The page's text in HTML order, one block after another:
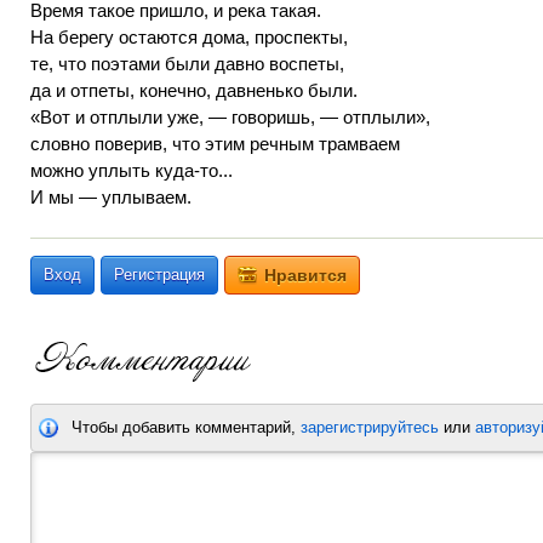
Время такое пришло, и река такая.
На берегу остаются дома, проспекты,
те, что поэтами были давно воспеты,
да и отпеты, конечно, давненько были.
«Вот и отплыли уже, — говоришь, — отплыли»,
словно поверив, что этим речным трамваем
можно уплыть куда-то...
И мы — уплываем.
Вход Регистрация Нравится
Чтобы добавить комментарий, зарегистрируйтесь или